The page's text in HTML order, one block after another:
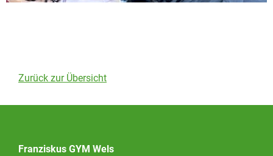
Zurück zur Übersicht
Franziskus GYM Wels